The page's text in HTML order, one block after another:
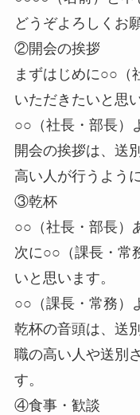
どうぞよろしくお
②開会の挨拶
まずはじめに○○（
いただきたいと思
○○（社長・部長）
開会の挨拶は、送
高い人が行うよう
③乾杯
○○（社長・部長）
次に○○（課長・常
いと思います。
○○（課長・常務）
乾杯の音頭は、送
職の高い人や送別
す。
④食事・歓談